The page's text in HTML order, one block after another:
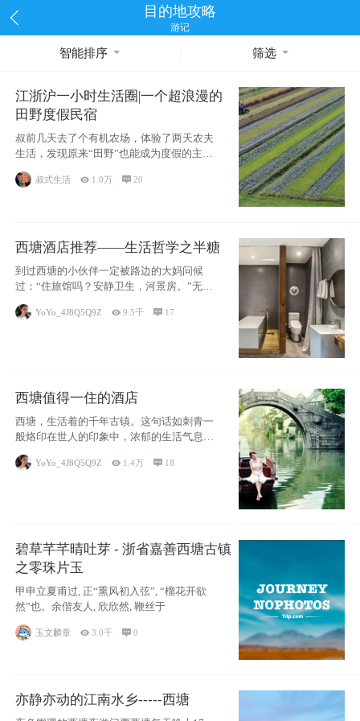
目的地攻略
游记
智能排序 筛选
江浙沪一小时生活圈|一个超浪漫的
田野度假民宿
叔前几天去了个有机农场，体验了两天农夫
生活，发现原来“田野”也能成为度假的主旋
律。江
叔式生活  1.0万 20
西塘酒店推荐——生活哲学之半糖
到过西塘的小伙伴一定被路边的大妈问候
过：“住旅馆吗？安静卫生，河景房。”无意
YoYo_4J8Q5Q9Z 9.5千  17
西塘值得一住的酒店
西塘，生活着的千年古镇。这句话如刺青一
般烙印在世人的印象中，浓郁的生活气息，
小桥流水
YoYo_4J8Q5Q9Z  1.4万  18
碧草芊芊晴吐芽 - 浙省嘉善西塘古镇
之零珠片玉
甲申立夏甫过, 正“熏风初入弦”, “榴花开欲
然”也。余偕友人, 欣欣然, 鞭丝于
玉文麟章  3.0千 0
亦静亦动的江南水乡-----西塘